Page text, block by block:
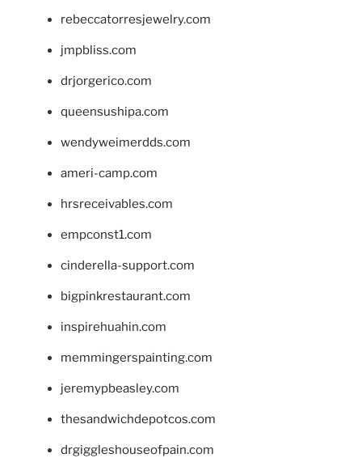
rebeccatorresjewelry.com
jmpbliss.com
drjorgerico.com
queensushipa.com
wendyweimerdds.com
ameri-camp.com
hrsreceivables.com
empconst1.com
cinderella-support.com
bigpinkrestaurant.com
inspirehuahin.com
memmingerspainting.com
jeremypbeasley.com
thesandwichdepotcos.com
drgiggleshouseofpain.com